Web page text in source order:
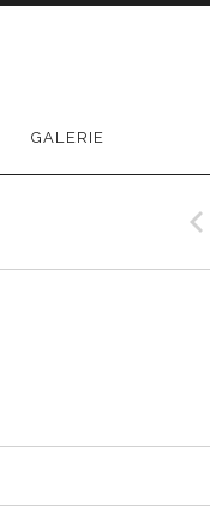
GALERIE